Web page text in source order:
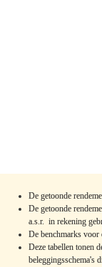
De getoonde
De getoonde
a.s.r.  in rekening
De benchmarks voor
Deze tabellen tonen
beleggingsschema's